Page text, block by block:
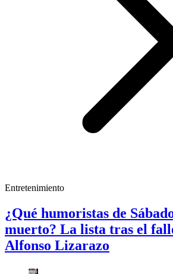
Entretenimiento
¿Qué humoristas de
muerto? La lista tras el
Alfonso Lizarazo